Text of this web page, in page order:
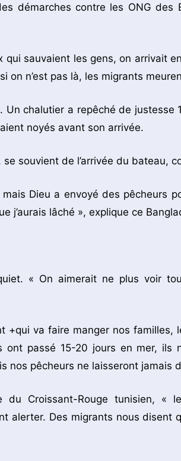
démarches contre les ONG des
qui sauvaient les gens, on arrivait
on n’est pas là, les migrants
Un chalutier a repêché de
noyés avant son arrivée.
se souvient de l’arrivée du bateau,
mais Dieu a envoyé des pêcheurs
j’aurais lâché », explique ce
« On aimerait ne plus voir
+qui va faire manger nos familles,
ont passé 15-20 jours en mer,
nos pêcheurs ne laisseront jamais
du Croissant-Rouge tunisien, «
alerter. Des migrants nous disent